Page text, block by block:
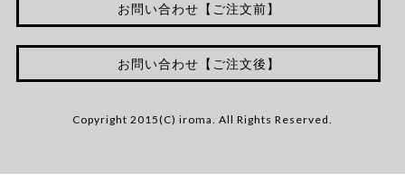
お問い合わせ【ご注文前】
お問い合わせ【ご注文後】
Copyright 2015(C) iroma. All Rights Reserved.